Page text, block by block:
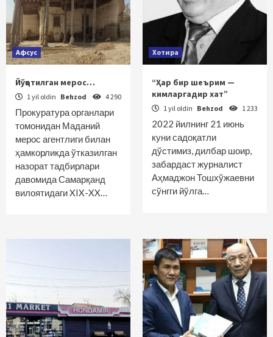
Афсус
Йўқотилган мерос…
1 yil oldin Behzod 4 290
Прокуратура органлари
томонидан Маданий
мерос агентлиги билан
ҳамкорликда ўтказилган
назорат тадбирлари
давомида Самарқанд
вилоятидаги XIX-XX…
Хотира
“Ҳар бир шеърим —
кимларгадир хат”
1 yil oldin Behzod 1 233
2022 йилнинг 21 июнь
куни садоқатли
дўстимиз, дилбар шоир,
забардаст журналист
Аҳмаджон Тошхўжаевни
сўнгги йўлга…